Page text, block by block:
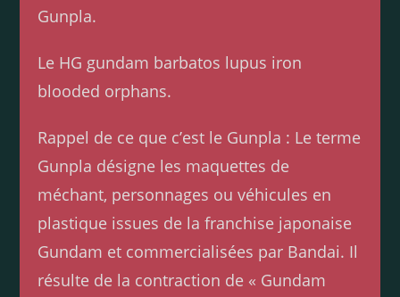
Gunpla.
Le HG gundam barbatos lupus iron
blooded orphans.
Rappel de ce que c’est le Gunpla : Le terme
Gunpla désigne les maquettes de
méchant, personnages ou véhicules en
plastique issues de la franchise japonaise
Gundam et commercialisées par Bandai. Il
résulte de la contraction de « Gundam